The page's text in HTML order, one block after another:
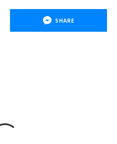
SHARE